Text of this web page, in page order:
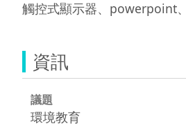
觸控式顯示器、powerpoint
資訊
議題
環境教育